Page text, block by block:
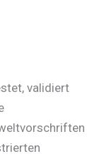
validiert